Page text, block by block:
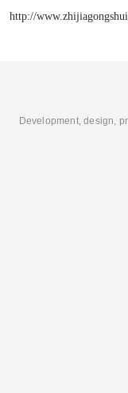
http://
Development, design,